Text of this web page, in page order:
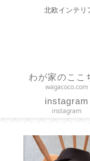
北欧インテリ
わが家のここ
wagacoco.com
instagram
instagram